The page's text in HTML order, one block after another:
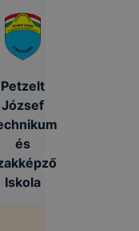
Petzelt
József
és
Iskola